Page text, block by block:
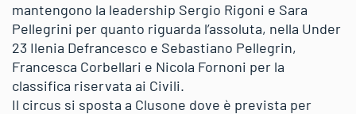
mantengono la leadership Sergio Rigoni e Sara
Pellegrini per quanto riguarda l’assoluta, nella Under
23 Ilenia Defrancesco e Sebastiano Pellegrin,
Francesca Corbellari e Nicola Fornoni per la
classifica riservata ai Civili.
Il circus si sposta a Clusone dove è prevista per